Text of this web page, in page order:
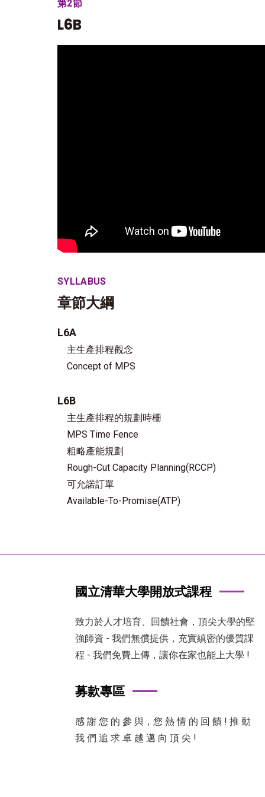
第2節
L6B
SYLLABUS
章節大綱
L6A
主生產排程觀念
Concept of MPS
L6B
主生產排程的規劃時柵
MPS Time Fence
粗略產能規劃
Rough-Cut Capacity Planning(RCCP)
可允諾訂單
Available-To-Promise(ATP)
國立清華大學開放式課程
致力於人才培育、回饋社會，頂尖大學的堅
強師資 - 我們無償提供，充實縝密的優質課
程 - 我們免費上傳，讓你在家也能上大學 !
募款專區
感 謝 您 的 參 與，您 熱 情 的 回 饋 ! 推 動
我 們 追 求 卓 越 邁 向 頂 尖 !